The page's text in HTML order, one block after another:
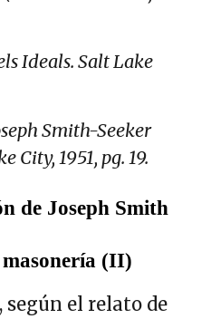
Ideals. Salt Lake
Smith-Seeker
City, 1951, pg. 19.
de Joseph Smith
(II)
según el relato de